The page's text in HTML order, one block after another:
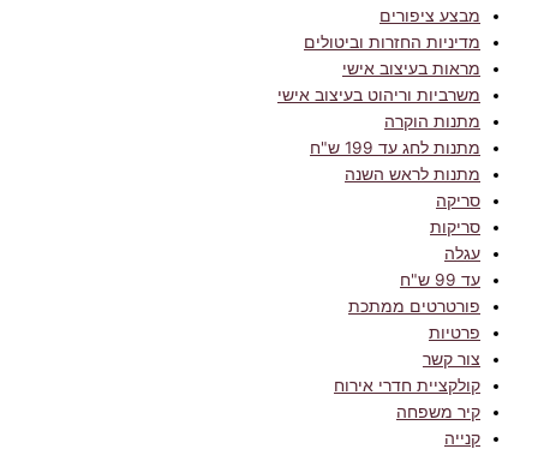
מבצע ציפורים
מדיניות החזרות וביטולים
מראות בעיצוב אישי
משרביות וריהוט בעיצוב אישי
מתנות הוקרה
מתנות לחג עד 199 ש"ח
מתנות לראש השנה
סריקה
סריקות
עגלה
עד 99 ש"ח
פורטרטים ממתכת
פרטיות
צור קשר
קולקציית חדרי אירוח
קיר משפחה
קנייה